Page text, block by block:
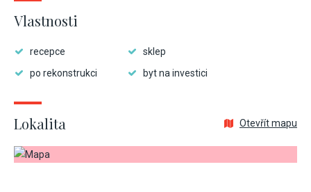
Vlastnosti
recepce
sklep
po rekonstrukci
byt na investici
Lokalita Otevřít mapu